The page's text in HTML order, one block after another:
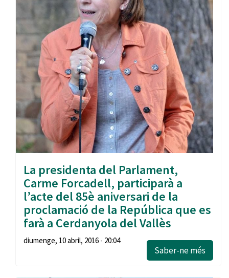
La presidenta del Parlament,
Carme Forcadell, participarà a
l’acte del 85è aniversari de la
proclamació de la República que es
farà a Cerdanyola del Vallès
diumenge, 10 abril, 2016 - 20:04
Saber-ne més